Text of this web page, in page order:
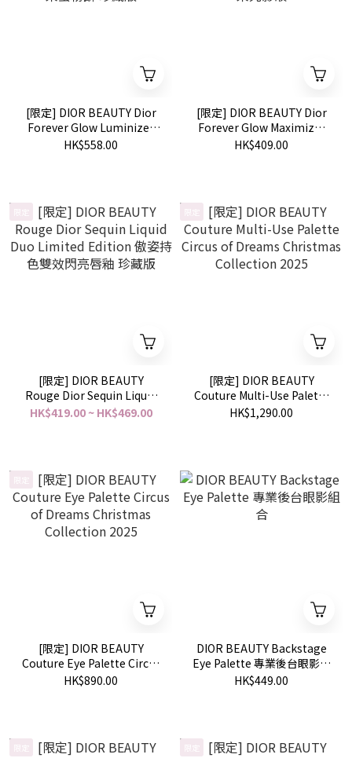
[限定] DIOR BEAUTY Dior
Forever Glow Luminizer
Limited Edition 恆久貼肌亮
HK$558.00
[限定] DIOR BEAUTY Dior
Forever Glow Maximizer
Limited Edition 恆久貼肌亮
HK$409.00
[限定] DIOR BEAUTY
Rouge Dior Sequin Liquid
Duo Limited Edition 傲姿
HK$419.00 ~ HK$469.00
[限定] DIOR BEAUTY
Couture Multi-Use Palette
Circus of Dreams
HK$1,290.00
[限定] DIOR BEAUTY
Couture Eye Palette Circus
of Dreams Christmas
HK$890.00
DIOR BEAUTY Backstage
Eye Palette 專業後台眼影組
合
HK$449.00